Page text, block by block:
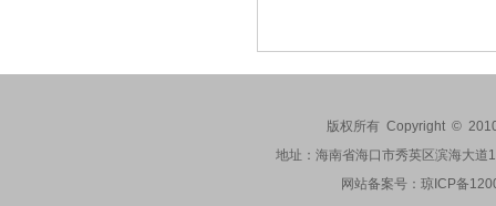
版权所有 Copyright ©
地址：海南省海口市秀英区滨海大
网站备案号： 琼ICP备